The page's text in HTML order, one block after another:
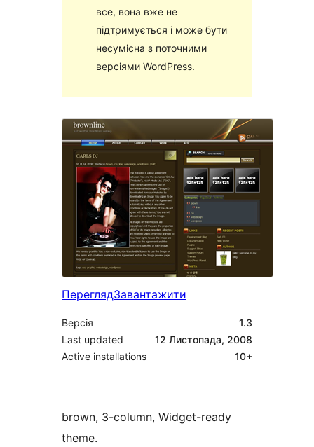
все, вона вже не
підтримується і може бути
несумісна з поточними
версіями WordPress.
ПереглядЗавантажити
Версія
1.3
Last updated
12 Листопада, 2008
Active installations
10+
brown, 3-column, Widget-ready
theme.